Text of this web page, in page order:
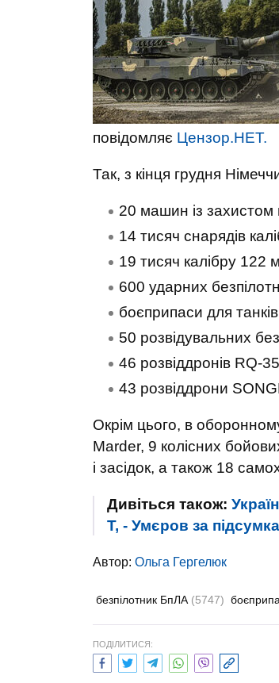
повідомляє Цензор.НЕТ.
Так, з кінця грудня
20 машин із захистом
14 тисяч снарядів
19 тисяч калібру 122
600 ударних
боєприпаси для
50 розвідувальних
46 розвіддронів RQ-
43 розвіддрони
Окрім цього, в
Marder, 9 колісних
і засідок, а також 18
Дивіться також:
T, - Умєров за
Автор: Ольга Гергелюк
безпілотник БпЛА (5747)
ПОДІЛИТИСЯ: